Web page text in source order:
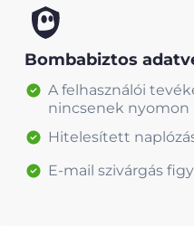
Bombabiztos
A felhasználói
nincsenek nyomon
Hitelesített
E-mail szivárgás